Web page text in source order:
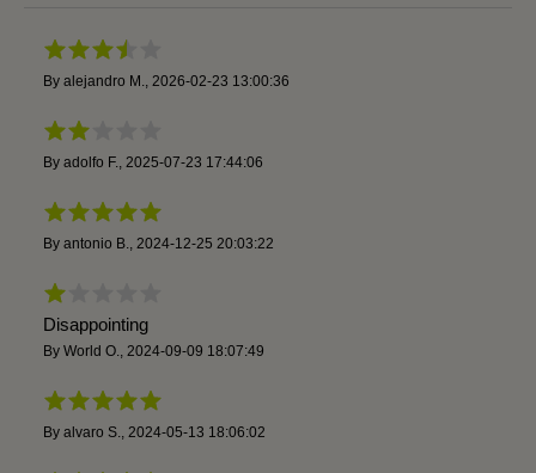
By alejandro M. 2026-02-23 13:00:36
By adolfo F. 2025-07-23 17:44:06
By antonio B. 2024-12-25 20:03:22
Disappointing
By World O. 2024-09-09 18:07:49
By alvaro S. 2024-05-13 18:06:02